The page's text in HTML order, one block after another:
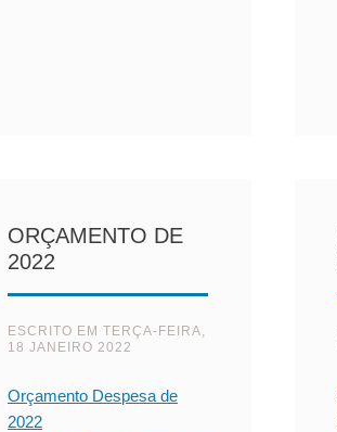
ORÇAMENTO DE
2022
ESCRITO EM TERÇA-FEIRA,
18 JANEIRO 2022
Orçamento Despesa de
2022